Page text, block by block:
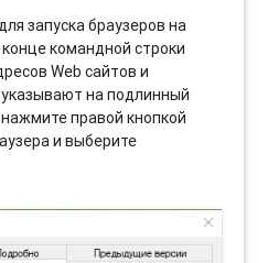
запуска браузеров на
командной строки
Web сайтов и
на подлинный
правой кнопкой
и выберите